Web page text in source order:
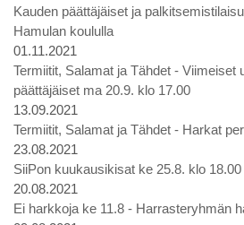
Kauden päättäjäiset ja
Hamulan koululla
01.11.2021
Termiitit, Salamat ja Tähdet - Viimeiset
päättäjäiset ma 20.9. klo 17.00
13.09.2021
Termiitit, Salamat ja Tähdet - Harkat
23.08.2021
SiiPon kuukausikisat ke 25.8. klo
20.08.2021
Ei harkkoja ke 11.8 - Harrasteryhmän